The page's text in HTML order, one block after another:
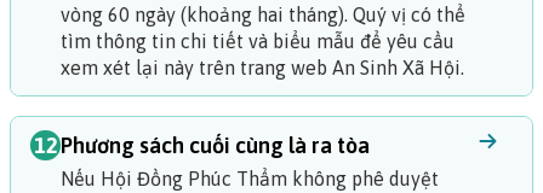
vòng 60 ngày (khoảng hai tháng). Quý vị có thể
tìm thông tin chi tiết và biểu mẫu để yêu cầu
xem xét lại này trên trang web An Sinh Xã Hội.
12Phương sách cuối cùng là ra tòa
Nếu Hội Đồng Phúc Thẩm không phê duyệt